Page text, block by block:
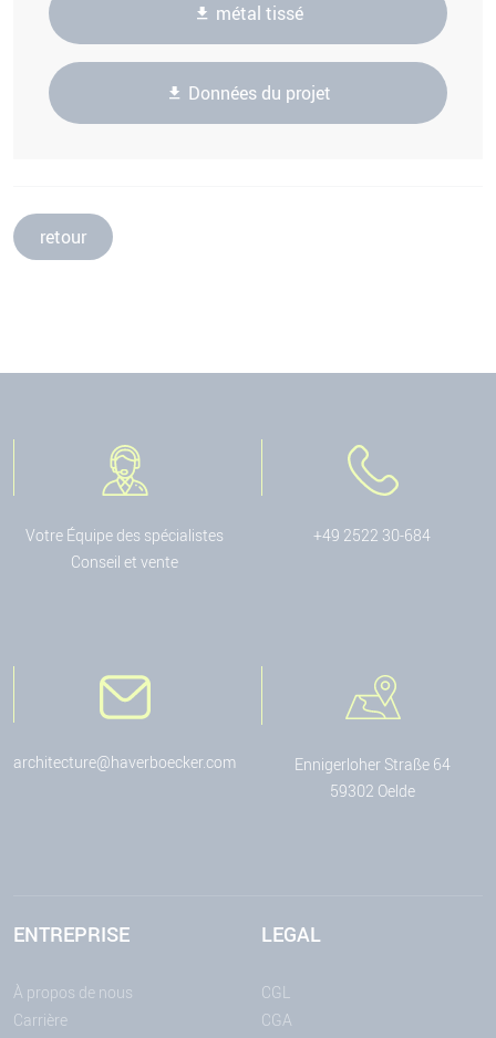
métal tissé
Données du projet
retour
Votre Équipe des spécialistes
Conseil et vente
+49 2522 30-684
architecture@haverboecker.com
Ennigerloher Straße 64
59302 Oelde
ENTREPRISE
À propos de nous
Carrière
LEGAL
CGL
CGA